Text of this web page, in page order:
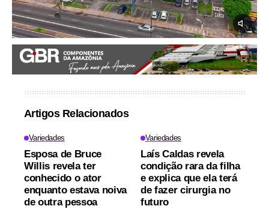
Artigos Relacionados
Variedades
Esposa de Bruce
Willis revela ter
conhecido o ator
enquanto estava noiva
de outra pessoa
Variedades
Laís Caldas revela
condição rara da filha
e explica que ela terá
de fazer cirurgia no
futuro